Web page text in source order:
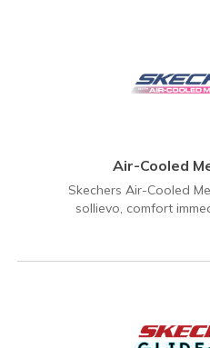
Air-Cooled
Skechers Air-Cooled
sollievo, comfort